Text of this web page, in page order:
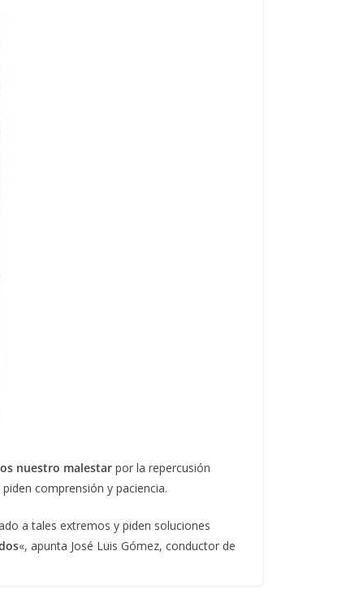
nuestro malestar por la repercusión
comprensión y paciencia.
a tales extremos y piden soluciones
«, apunta José Luis Gómez, conductor de